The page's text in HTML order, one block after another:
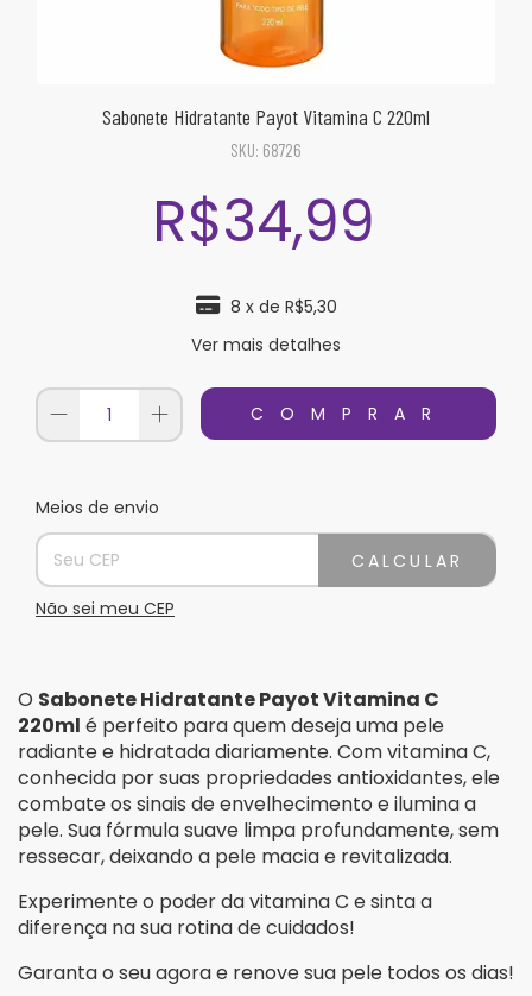
Sabonete Hidratante Payot Vitamina C 220ml
SKU: 68726
R$34,99
8 x de R$5,30
Ver mais detalhes
Entregas para o CEP:
Meios de envio
CALCULAR
Não sei meu CEP
O Sabonete HidratantePayot Vitamina C
220ml é perfeito para quem deseja uma pele
radiante e hidratada diariamente. Com vitamina C,
conhecida por suas propriedades antioxidantes, ele
combate os sinais de envelhecimento e ilumina a
pele. Sua fórmula suave limpa profundamente, sem
ressecar, deixando a pele macia e revitalizada.
Experimente o poder da vitamina C e sinta a
diferença na sua rotina de cuidados!
Garanta o seu agora e renove sua pele todos os dias!